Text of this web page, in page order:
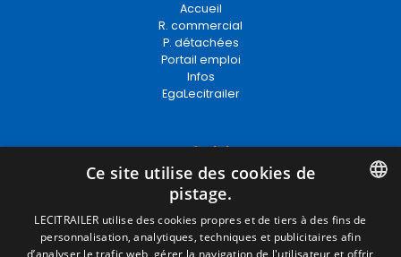
Accueil
R. commercial
P. détachées
Portail emploi
Infos
EgaLecitrailer
Termes juridiques
Mentions Légales
Politique de Confidentialité
Politique de Cookies
Conditions générales de vente
Gérer les cookies
SPANISH
ENGLISH
Ce site utilise des cookies de
pistage.
LECITRAILER utilise des cookies propres et de tiers à des fins de
personnalisation, analytiques, techniques et publicitaires afin
d’analyser le trafic web, gérer la navigation de l'utilisateur et offrir